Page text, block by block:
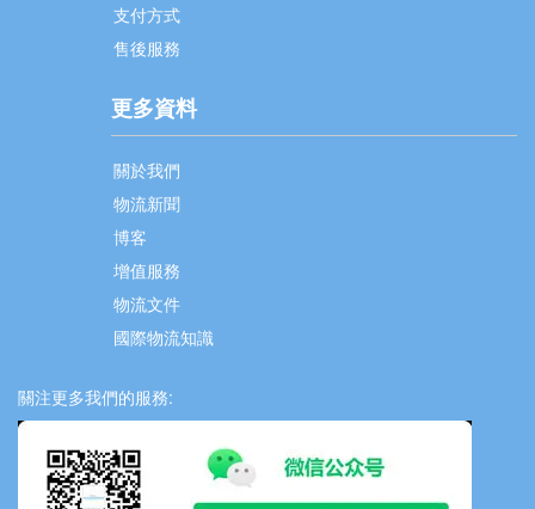
支付方式
售後服務
更多資料
關於我們
物流新聞
博客
增值服務
物流文件
國際物流知識
關注更多我們的服務: